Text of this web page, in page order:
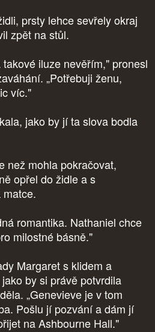
prsty lehce sevřely okraj
zpět na stůl.
iluze nevěřím," pronesl
„Potřebuji ženu,
víc."
jako by jí ta slova bodla
než mohla pokračovat,
opřel do židle a s
romantika. Nathaniel chce
milostné básně."
Margaret s klidem a
by si právě potvrdila
„Genevieve je v tom
Pošlu jí pozvání a dám jí
na Ashbourne Hall."